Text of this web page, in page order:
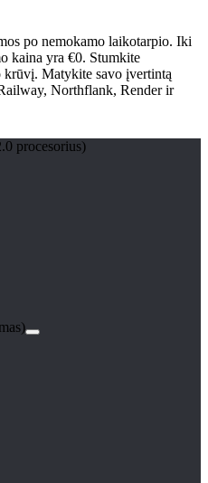
po nemokamo laikotarpio. Iki
kaina yra €0. Stumkite
Matykite savo įvertintą
Northflank, Render ir
procesorius)